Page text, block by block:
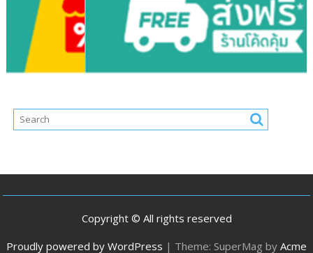
Copyright © All rights reserved
Proudly powered by WordPress | Theme: SuperMag by Acme